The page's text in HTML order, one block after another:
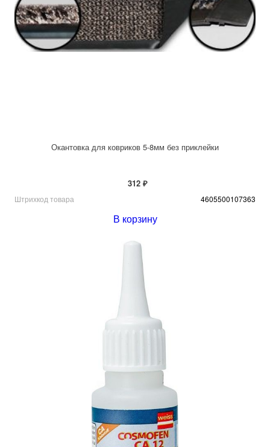
Окантовка для ковриков 5-8мм без приклейки
312 ₽
Штрихкод товара 4605500107363
В корзину